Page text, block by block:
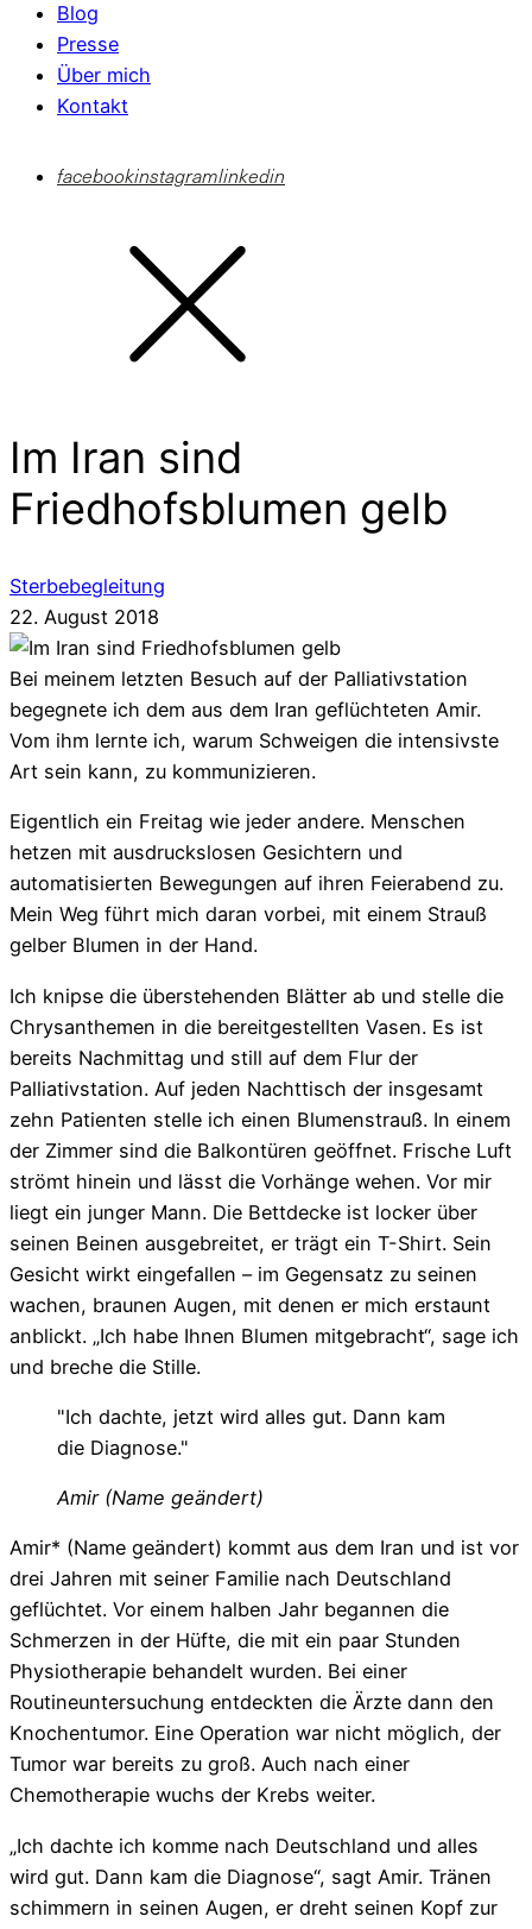
Blog
Presse
Über mich
Kontakt
facebookinstagramlinkedin
Im Iran sind
Friedhofsblumen gelb
Sterbebegleitung
22. August 2018
Bei meinem letzten Besuch auf der Palliativstation
begegnete ich dem aus dem Iran geflüchteten Amir.
Vom ihm lernte ich, warum Schweigen die intensivste
Art sein kann, zu kommunizieren.
Eigentlich ein Freitag wie jeder andere. Menschen
hetzen mit ausdruckslosen Gesichtern und
automatisierten Bewegungen auf ihren Feierabend zu.
Mein Weg führt mich daran vorbei, mit einem Strauß
gelber Blumen in der Hand.
Ich knipse die überstehenden Blätter ab und stelle die
Chrysanthemen in die bereitgestellten Vasen. Es ist
bereits Nachmittag und still auf dem Flur der
Palliativstation. Auf jeden Nachttisch der insgesamt
zehn Patienten stelle ich einen Blumenstrauß. In einem
der Zimmer sind die Balkontüren geöffnet. Frische Luft
strömt hinein und lässt die Vorhänge wehen. Vor mir
liegt ein junger Mann. Die Bettdecke ist locker über
seinen Beinen ausgebreitet, er trägt ein T-Shirt. Sein
Gesicht wirkt eingefallen – im Gegensatz zu seinen
wachen, braunen Augen, mit denen er mich erstaunt
anblickt. „Ich habe Ihnen Blumen mitgebracht“, sage ich
und breche die Stille.
"Ich dachte, jetzt wird alles gut. Dann kam
die Diagnose."
Amir (Name geändert)
Amir* (Name geändert) kommt aus dem Iran und ist vor
drei Jahren mit seiner Familie nach Deutschland
geflüchtet. Vor einem halben Jahr begannen die
Schmerzen in der Hüfte, die mit ein paar Stunden
Physiotherapie behandelt wurden. Bei einer
Routineuntersuchung entdeckten die Ärzte dann den
Knochentumor. Eine Operation war nicht möglich, der
Tumor war bereits zu groß. Auch nach einer
Chemotherapie wuchs der Krebs weiter.
„Ich dachte ich komme nach Deutschland und alles
wird gut. Dann kam die Diagnose“, sagt Amir. Tränen
schimmern in seinen Augen, er dreht seinen Kopf zur